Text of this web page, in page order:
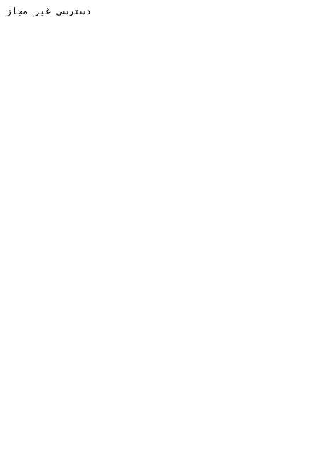
دسترسی غیر مجاز